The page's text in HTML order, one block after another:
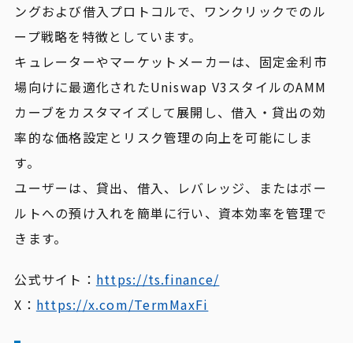
ングおよび借入プロトコルで、ワンクリックでのル
ープ戦略を特徴としています。
キュレーターやマーケットメーカーは、固定金利市
場向けに最適化されたUniswap V3スタイルのAMM
カーブをカスタマイズして展開し、借入・貸出の効
率的な価格設定とリスク管理の向上を可能にしま
す。
ユーザーは、貸出、借入、レバレッジ、またはボー
ルトへの預け入れを簡単に行い、資本効率を管理で
きます。
公式サイト： https://ts.finance/
X： https://x.com/TermMaxFi